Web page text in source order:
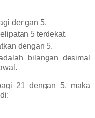
dengan 5.
5 terdekat.
dengan 5.
bilangan desimal
21 dengan 5, maka